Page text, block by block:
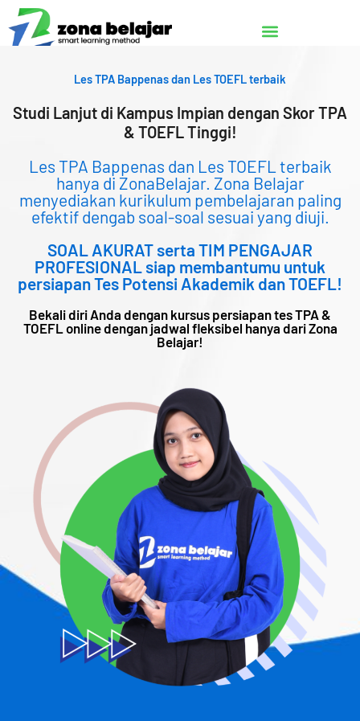
Lewati
ke
konten
Les TPA Bappenas dan Les TOEFL terbaik
Studi Lanjut di Kampus Impian dengan Skor TPA
& TOEFL Tinggi!
Les TPA Bappenas dan Les TOEFL terbaik
hanya di ZonaBelajar. Zona Belajar
menyediakan kurikulum pembelajaran paling
efektif dengab soal-soal sesuai yang diuji.
SOAL AKURAT serta TIM PENGAJAR
PROFESIONAL siap membantumu untuk
persiapan Tes Potensi Akademik dan TOEFL!
Bekali diri Anda dengan kursus persiapan tes TPA &
TOEFL online dengan jadwal fleksibel hanya dari Zona
Belajar!